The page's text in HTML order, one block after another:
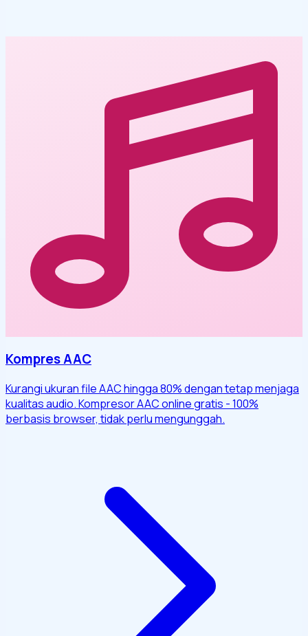
Kompres AAC
Kurangi ukuran file AAC hingga 80% dengan tetap menjaga
kualitas audio. Kompresor AAC online gratis - 100%
berbasis browser, tidak perlu mengunggah.